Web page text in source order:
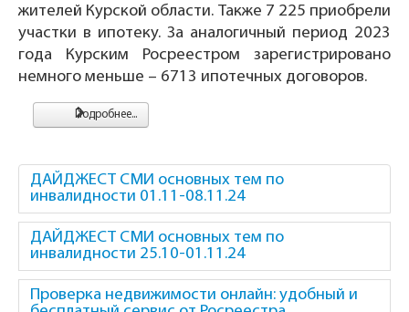
жителей Курской области. Также 7 225 приобрели
участки в ипотеку. За аналогичный период 2023
года Курским Росреестром зарегистрировано
немного меньше – 6713 ипотечных договоров.
Подробнее...
ДАЙДЖЕСТ СМИ основных тем по
инвалидности 01.11-08.11.24
ДАЙДЖЕСТ СМИ основных тем по
инвалидности 25.10-01.11.24
Проверка недвижимости онлайн: удобный и